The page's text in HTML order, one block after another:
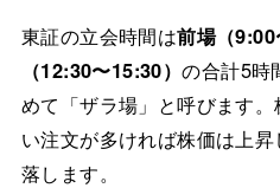
東証の立会時間は前場（
（12:30〜15:30）の合計5時
めて「ザラ場」と呼びます
い注文が多ければ株価は上
落します。